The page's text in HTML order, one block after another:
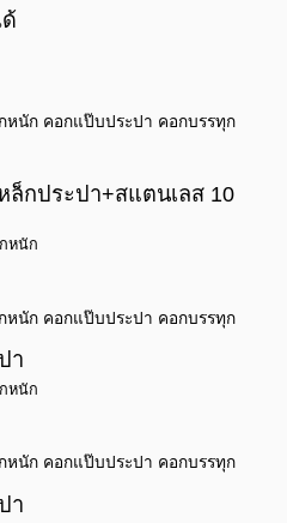
ล็กประปา+สแตนเลส 10
หนัก
า
หนัก
า